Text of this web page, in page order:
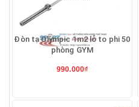
Đòn tạ Olympic 1m2 lỗ to phi 50
phòng GYM
990.000₫